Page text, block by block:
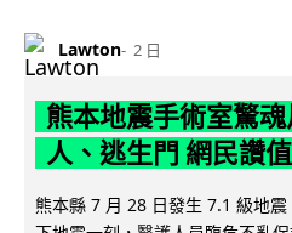
Lawton 2 日
熊本地震手術室驚
人、逃生門 網民讚
熊本縣 7 月 28 日發生 7.1 級地